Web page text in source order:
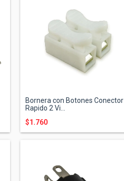
Bornera con Botones Conector
Rapido 2 Vi...
$1.760